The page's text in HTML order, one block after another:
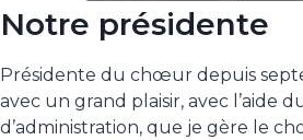
Notre présidente
Présidente du chœur depuis
avec un grand plaisir, avec l’aide
d’administration, que je gère le